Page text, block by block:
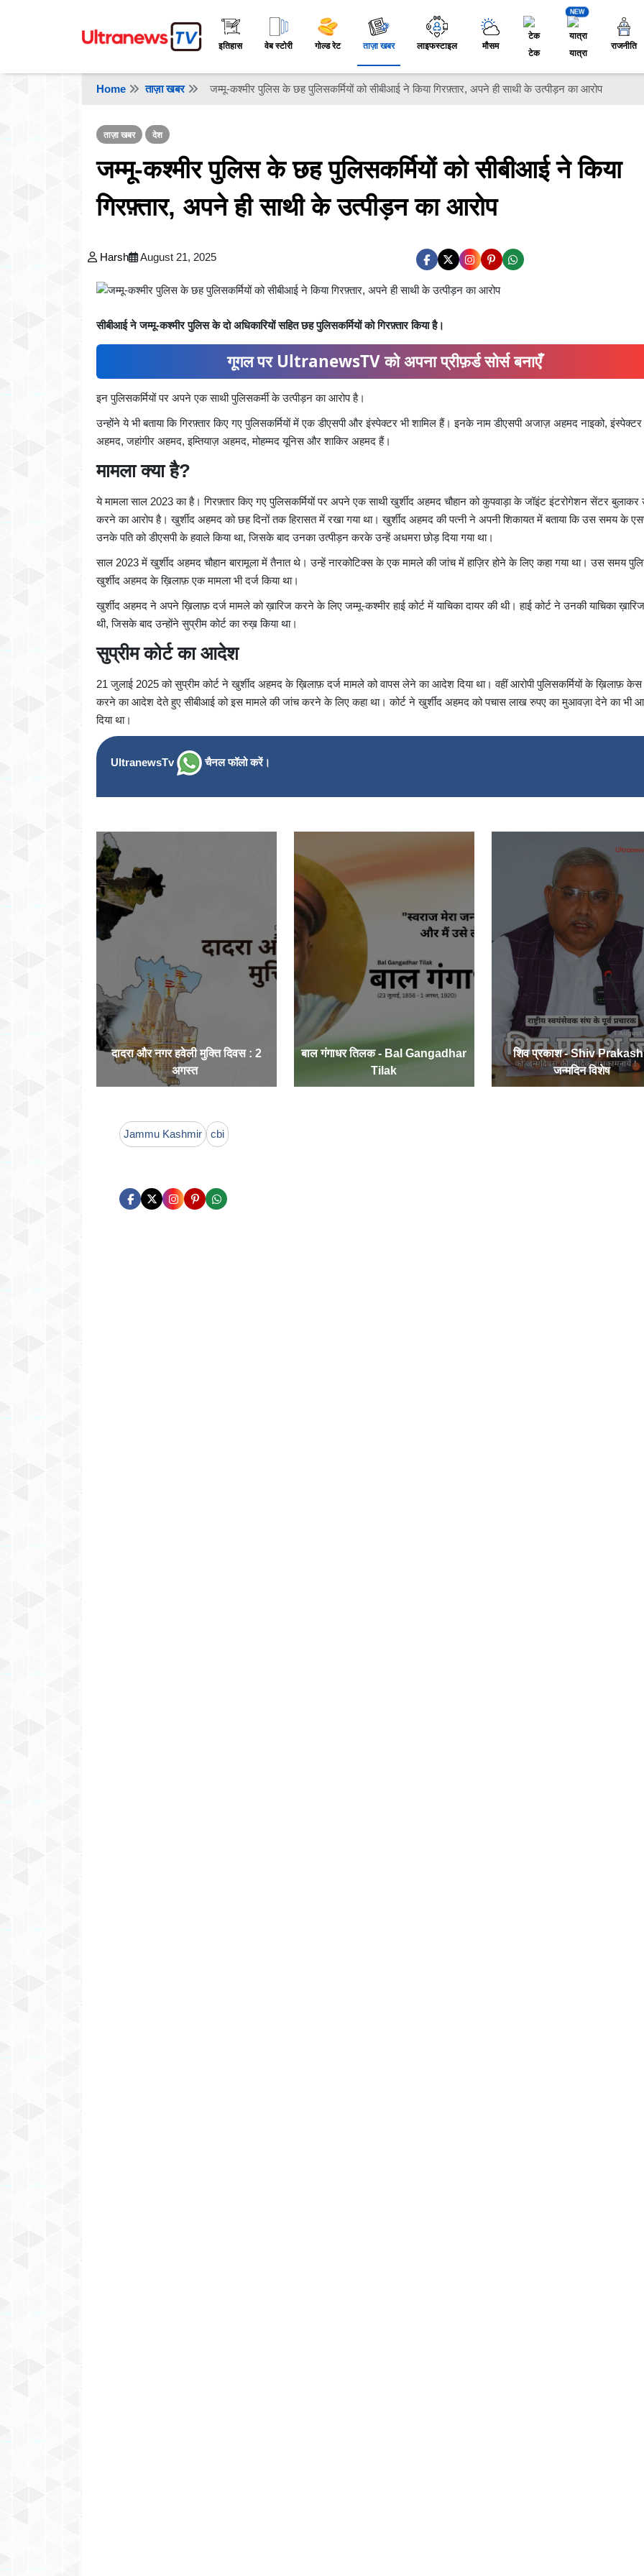
इतिहास वेब स्टोरी गोल्ड रेट ताज़ा खबर लाइफस्टाइल मौसम
टेक
NEW
यात्रा
राजनीति
Home ताज़ा खबर जम्मू-कश्मीर पुलिस के छह पुलिसकर्मियों को सीबीआई ने किया गिरफ़्तार, अपने ही साथी के उत्पीड़न का आरोप
ताज़ा खबर देश
जम्मू-कश्मीर पुलिस के छह पुलिसकर्मियों को सीबीआई ने किया
गिरफ़्तार, अपने ही साथी के उत्पीड़न का आरोप
Harsh August 21, 2025
सीबीआई ने जम्मू-कश्मीर पुलिस के दो अधिकारियों सहित छह पुलिसकर्मियों को गिरफ़्तार किया है।
गूगल पर UltranewsTV को अपना प्रीफ़र्ड सोर्स बनाएँ
इन पुलिसकर्मियों पर अपने एक साथी पुलिसकर्मी के उत्पीड़न का आरोप है।
उन्होंने ये भी बताया कि गिरफ़्तार किए गए पुलिसकर्मियों में एक डीएसपी और इंस्पेक्टर भी शामिल हैं। इनके नाम डीएसपी अजाज़ अहमद नाइको, इंस्पेक्टर
अहमद, जहांगीर अहमद, इम्तियाज़ अहमद, मोहम्मद यूनिस और शाकिर अहमद हैं।
मामला क्या है?
ये मामला साल 2023 का है। गिरफ़्तार किए गए पुलिसकर्मियों पर अपने एक साथी खुर्शीद अहमद चौहान को कुपवाड़ा के जॉइंट इंटरोगेशन सेंटर बुलाकर
करने का आरोप है। खुर्शीद अहमद को छह दिनों तक हिरासत में रखा गया था। खुर्शीद अहमद की पत्नी ने अपनी शिकायत में बताया कि उस समय के
उनके पति को डीएसपी के हवाले किया था, जिसके बाद उनका उत्पीड़न करके उन्हें अधमरा छोड़ दिया गया था।
साल 2023 में खुर्शीद अहमद चौहान बारामूला में तैनात थे। उन्हें नारकोटिक्स के एक मामले की जांच में हाज़िर होने के लिए कहा गया था। उस समय
खुर्शीद अहमद के ख़िलाफ़ एक मामला भी दर्ज किया था।
खुर्शीद अहमद ने अपने ख़िलाफ़ दर्ज मामले को ख़ारिज करने के लिए जम्मू-कश्मीर हाई कोर्ट में याचिका दायर की थी। हाई कोर्ट ने उनकी याचिका
थी, जिसके बाद उन्होंने सुप्रीम कोर्ट का रुख़ किया था।
सुप्रीम कोर्ट का आदेश
21 जुलाई 2025 को सुप्रीम कोर्ट ने खुर्शीद अहमद के ख़िलाफ़ दर्ज मामले को वापस लेने का आदेश दिया था। वहीं आरोपी पुलिसकर्मियों के ख़िलाफ़ केस
करने का आदेश देते हुए सीबीआई को इस मामले की जांच करने के लिए कहा था। कोर्ट ने खुर्शीद अहमद को पचास लाख रुपए का मुआवज़ा देने का भी
दिया था।
UltranewsTv चैनल फॉलो करें।
दादरा और नगर हवेली मुक्ति दिवस : 2
अगस्त
बाल गंगाधर तिलक - Bal Gangadhar
Tilak
शिव प्रकाश - Shiv
जन्मदिन विशेष
Jammu Kashmir cbi